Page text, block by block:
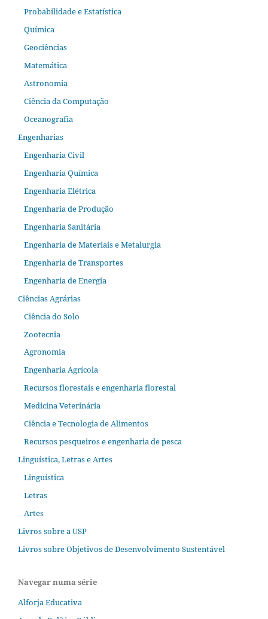
Probabilidade e Estatística
Química
Geociências
Matemática
Astronomia
Ciência da Computação
Oceanografia
Engenharias
Engenharia Civil
Engenharia Química
Engenharia Elétrica
Engenharia de Produção
Engenharia Sanitária
Engenharia de Materiais e Metalurgia
Engenharia de Transportes
Engenharia de Energia
Ciências Agrárias
Ciência do Solo
Zootecnia
Agronomia
Engenharia Agrícola
Recursos florestais e engenharia florestal
Medicina Veterinária
Ciência e Tecnologia de Alimentos
Recursos pesqueiros e engenharia de pesca
Linguística, Letras e Artes
Linguística
Letras
Artes
Livros sobre a USP
Livros sobre Objetivos de Desenvolvimento Sustentável
Navegar numa série
Alforja Educativa